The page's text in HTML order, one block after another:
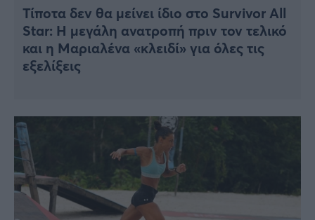
Τίποτα δεν θα μείνει ίδιο στο Survivor All
Star: Η μεγάλη ανατροπή πριν τον τελικό
και η Μαριαλένα «κλειδί» για όλες τις
εξελίξεις